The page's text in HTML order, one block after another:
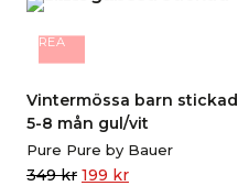
REA
Vintermössa barn stickad
5-8 mån gul/vit
Pure Pure by Bauer
349kr 199 kr